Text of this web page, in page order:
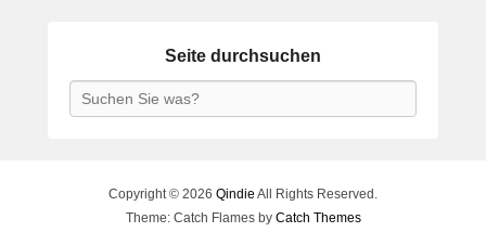
Seite durchsuchen
Search
Copyright © 2026 Qindie All Rights Reserved.
Theme: Catch Flames by Catch Themes